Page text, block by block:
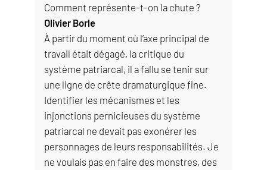
Comment représente-t-on la chute ?
Olivier Borle
À partir du moment où l’axe principal de
travail était dégagé, la critique du
système patriarcal, il a fallu se tenir sur
une ligne de crête dramaturgique fine.
Identifier les mécanismes et les
injonctions pernicieuses du système
patriarcal ne devait pas exonérer les
personnages de leurs responsabilités. Je
ne voulais pas en faire des monstres, des